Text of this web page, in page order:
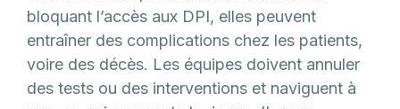
bloquant l’accès aux DPI, elles peuvent
entraîner des complications chez les patients,
voire des décès. Les équipes doivent annuler
des tests ou des interventions et naviguent à